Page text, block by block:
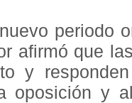
periodo
afirmó que
y
oposición y